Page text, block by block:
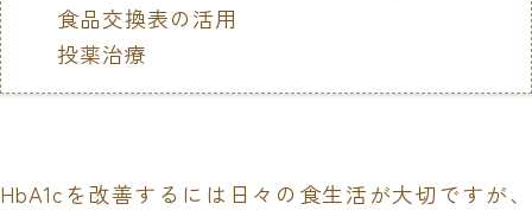
食品交換表の活用
投薬治療
HbA1cを改善するには日々の食生活が大切ですが、